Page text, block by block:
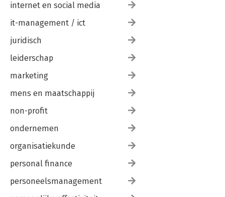
internet en social media
it-management / ict
juridisch
leiderschap
marketing
mens en maatschappij
non-profit
ondernemen
organisatiekunde
personal finance
personeelsmanagement